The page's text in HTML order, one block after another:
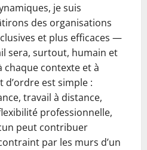
je suis
des organisations
et plus efficaces —
sera, surtout, humain et
chaque contexte et à
d’ordre est simple :
travail à distance,
professionnelle,
peut contribuer
par les murs d’un